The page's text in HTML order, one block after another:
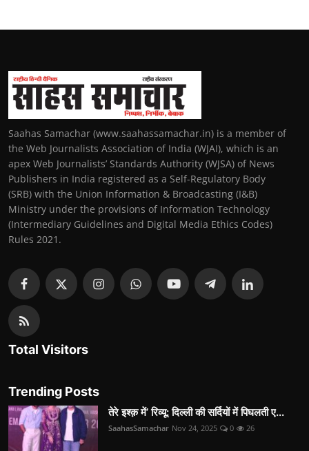
Saahas Samachar (www.saahassamachar.in) is a member of
the Web Journalists Association of India (WJAI), which is an
apex Web Journalists’ Standards Authority (WJSA) of News
Publishers in India registered as a Self-Regulatory Body
(SRB) with the Union Information & Broadcasting (I&B)
Ministry under the provisions of Information Technology
(Intermediary Guidelines and Digital Media Ethics Codes)
Rules 2021.
Total Visitors
Trending Posts
तेरे इश्क़ में’ रिव्यू: दिल्ली की सर्दियों में पिघलती ए...
SaahasSamachar Nov 24, 2025 0 26